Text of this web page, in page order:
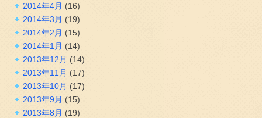
2014年4月 (16)
2014年3月 (19)
2014年2月 (15)
2014年1月 (14)
2013年12月 (14)
2013年11月 (17)
2013年10月 (17)
2013年9月 (15)
2013年8月 (19)